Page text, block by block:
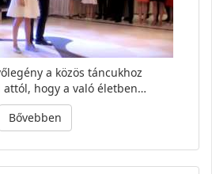
a közös táncukhoz
hogy a való életben…
Bővebben